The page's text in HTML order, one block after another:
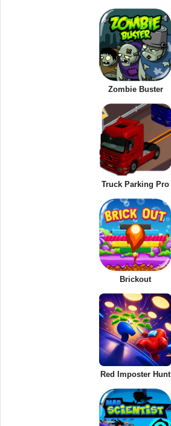
Zombie Buster
Truck Parking Pro
Brickout
Red Imposter Hunt